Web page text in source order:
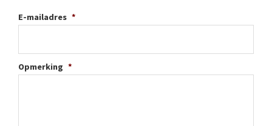
E-mailadres *
Opmerking *